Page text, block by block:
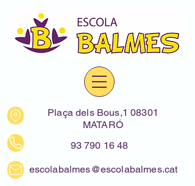
Plaça dels Bous,1 08301
MATARÓ
93 790 16 48
escolabalmes@escolabalmes.cat